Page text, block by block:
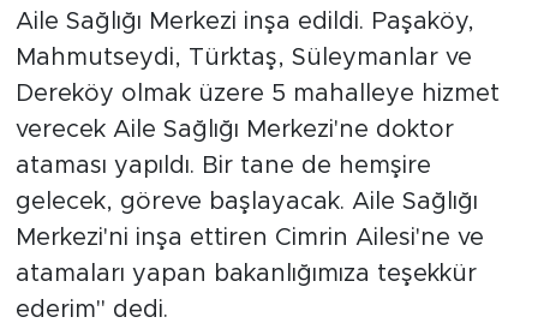
Aile Sağlığı Merkezi inşa edildi. Paşaköy,
Mahmutseydi, Türktaş, Süleymanlar ve
Dereköy olmak üzere 5 mahalleye hizmet
verecek Aile Sağlığı Merkezi'ne doktor
ataması yapıldı. Bir tane de hemşire
gelecek, göreve başlayacak. Aile Sağlığı
Merkezi'ni inşa ettiren Cimrin Ailesi'ne ve
atamaları yapan bakanlığımıza teşekkür
ederim" dedi.